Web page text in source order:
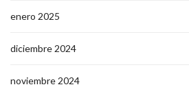
enero 2025
diciembre 2024
noviembre 2024